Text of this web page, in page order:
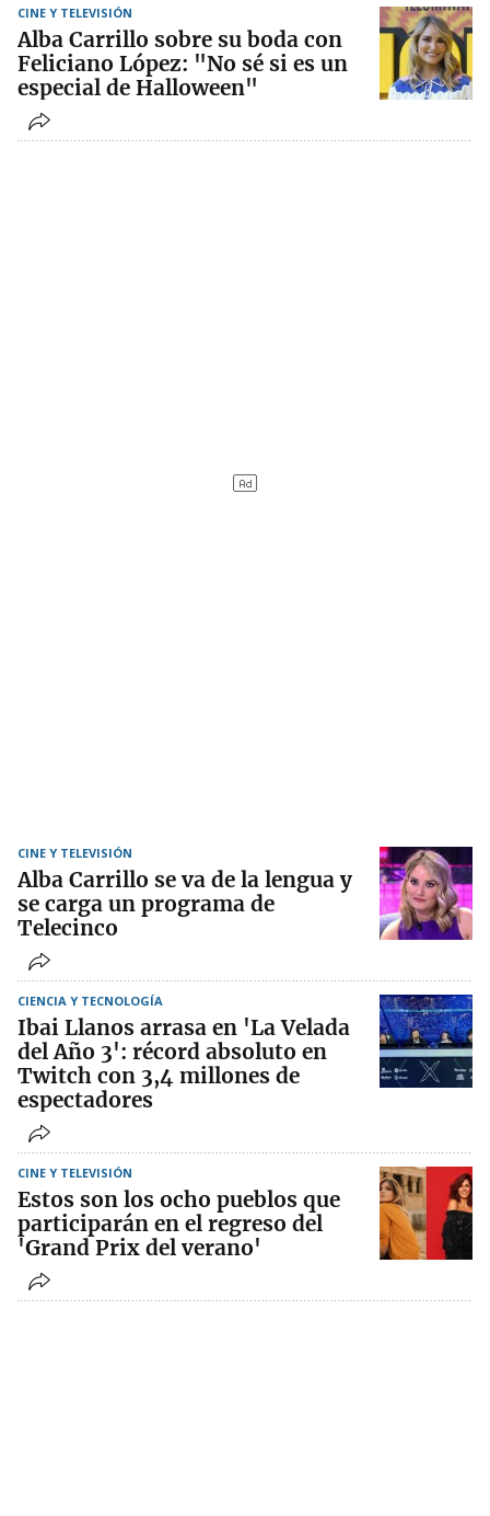
CINE Y TELEVISIÓN
Alba Carrillo sobre su boda con
Feliciano López: "No sé si es un
especial de Halloween"
CINE Y TELEVISIÓN
Alba Carrillo se va de la lengua y
se carga un programa de
Telecinco
CIENCIA Y TECNOLOGÍA
Ibai Llanos arrasa en 'La Velada
del Año 3': récord absoluto en
Twitch con 3,4 millones de
espectadores
CINE Y TELEVISIÓN
Estos son los ocho pueblos que
participarán en el regreso del
'Grand Prix del verano'